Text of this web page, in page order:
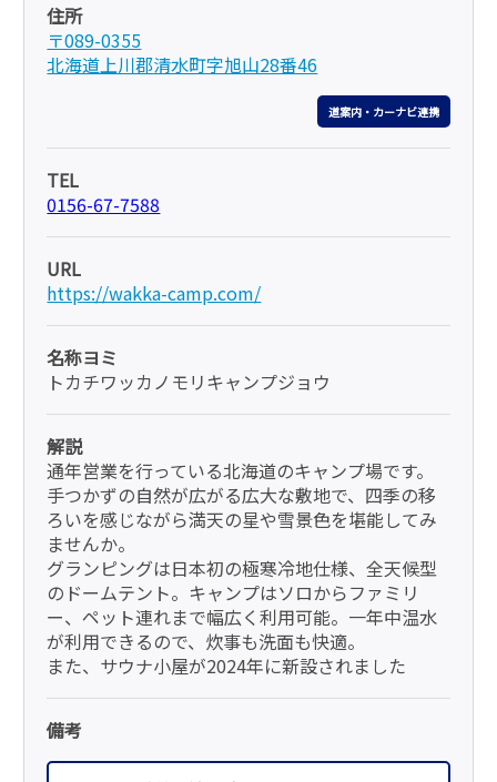
住所
〒089-0355
北海道上川郡清水町字旭山28番46
道案内・カーナビ連携
TEL
0156-67-7588
URL
https://wakka-camp.com/
名称ヨミ
トカチワッカノモリキャンプジョウ
解説
通年営業を行っている北海道のキャンプ場です。
手つかずの自然が広がる広大な敷地で、四季の移
ろいを感じながら満天の星や雪景色を堪能してみ
ませんか。
グランピングは日本初の極寒冷地仕様、全天候型
のドームテント。キャンプはソロからファミリ
ー、ペット連れまで幅広く利用可能。一年中温水
が利用できるので、炊事も洗面も快適。
また、サウナ小屋が2024年に新設されました
備考